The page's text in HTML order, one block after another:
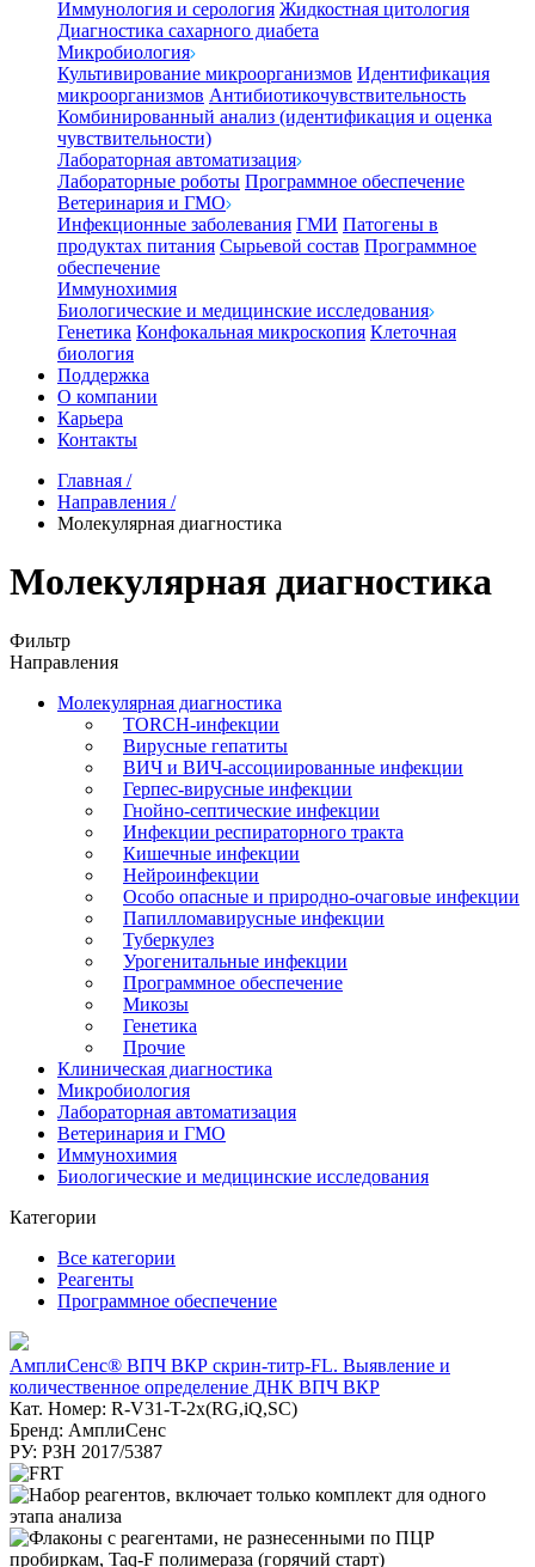
Иммунология и серология Жидкостная цитология
Диагностика сахарного диабета
Микробиология
Культивирование микроорганизмов Идентификация
микроорганизмов Антибиотикочувствительность
Комбинированный анализ (идентификация и оценка
чувствительности)
Лабораторная автоматизация
Лабораторные роботы Программное обеспечение
Ветеринария и ГМО
Инфекционные заболевания ГМИ Патогены в
продуктах питания Сырьевой состав Программное
обеспечение
Иммунохимия
Биологические и медицинские исследования
Генетика Конфокальная микроскопия Клеточная
биология
Поддержка
О компании
Карьера
Контакты
Главная /
Направления /
Молекулярная диагностика
Молекулярная диагностика
Фильтр
Направления
Молекулярная диагностика
TORCH-инфекции
Вирусные гепатиты
ВИЧ и ВИЧ-ассоциированные инфекции
Герпес-вирусные инфекции
Гнойно-септические инфекции
Инфекции респираторного тракта
Кишечные инфекции
Нейроинфекции
Особо опасные и природно-очаговые инфекции
Папилломавирусные инфекции
Туберкулез
Урогенитальные инфекции
Программное обеспечение
Микозы
Генетика
Прочие
Клиническая диагностика
Микробиология
Лабораторная автоматизация
Ветеринария и ГМО
Иммунохимия
Биологические и медицинские исследования
Категории
Все категории
Реагенты
Программное обеспечение
АмплиСенс® ВПЧ ВКР скрин-титр-FL. Выявление и
количественное определение ДНК ВПЧ ВКР
Кат. Номер: R-V31-T-2x(RG,iQ,SC)
Бренд: АмплиСенс
РУ: РЗН 2017/5387